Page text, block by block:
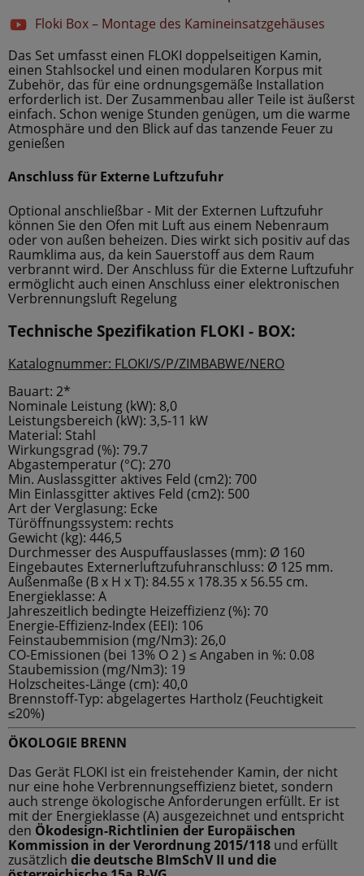
Floki Box – Montage des Kamineinsatzgehäuses
Das Set umfasst einen FLOKI doppelseitigen Kamin,
einen Stahlsockel und einen modularen Korpus mit
Zubehör, das für eine ordnungsgemäße Installation
erforderlich ist. Der Zusammenbau aller Teile ist äußerst
einfach. Schon wenige Stunden genügen, um die warme
Atmosphäre und den Blick auf das tanzende Feuer zu
genießen
Anschluss für Externe Luftzufuhr
Optional anschließbar - Mit der Externen Luftzufuhr
können Sie den Ofen mit Luft aus einem Nebenraum
oder von außen beheizen. Dies wirkt sich positiv auf das
Raumklima aus, da kein Sauerstoff aus dem Raum
verbrannt wird. Der Anschluss für die Externe Luftzufuhr
ermöglicht auch einen Anschluss einer elektronischen
Verbrennungsluft Regelung
Technische Spezifikation FLOKI - BOX:
Katalognummer: FLOKI/S/P/ZIMBABWE/NERO
Bauart: 2*
Nominale Leistung (kW): 8,0
Leistungsbereich (kW): 3,5-11 kW
Material: Stahl
Wirkungsgrad (%): 79.7
Abgastemperatur (°C): 270
Min. Auslassgitter aktives Feld (cm2): 700
Min Einlassgitter aktives Feld (cm2): 500
Art der Verglasung: Ecke
Türöffnungssystem: rechts
Gewicht (kg): 446,5
Durchmesser des Auspuffauslasses (mm): Ø 160
Eingebautes Externerluftzufuhranschluss: Ø 125 mm.
Außenmaße (B x H x T): 84.55 x 178.35 x 56.55 cm.
Energieklasse: A
Jahreszeitlich bedingte Heizeffizienz (%): 70
Energie-Effizienz-Index (EEI): 106
Feinstaubemmision (mg/Nm3): 26,0
CO-Emissionen (bei 13% O 2 ) ≤ Angaben in %: 0.08
Staubemission (mg/Nm3): 19
Holzscheites-Länge (cm): 40,0
Brennstoff-Typ: abgelagertes Hartholz (Feuchtigkeit
≤20%)
ÖKOLOGIE BRENN
Das Gerät FLOKI ist ein freistehender Kamin, der nicht
nur eine hohe Verbrennungseffizienz bietet, sondern
auch strenge ökologische Anforderungen erfüllt. Er ist
mit der Energieklasse (A) ausgezeichnet und entspricht
den Ökodesign-Richtlinien der Europäischen
Kommission in der Verordnung 2015/118 und erfüllt
zusätzlich die deutsche BImSchV II und die